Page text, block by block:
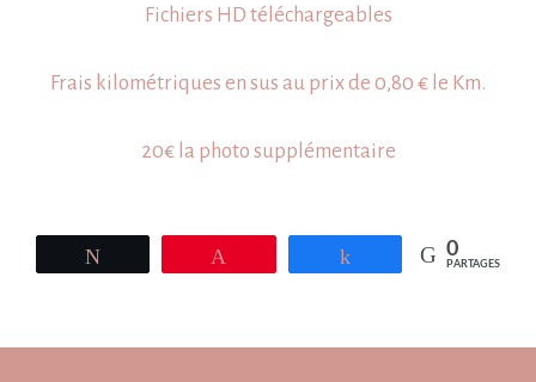
Fichiers HD téléchargeables
Frais kilométriques en sus au prix de 0,80 € le Km.
20€ la photo supplémentaire
Partagez 0
PARTAGES